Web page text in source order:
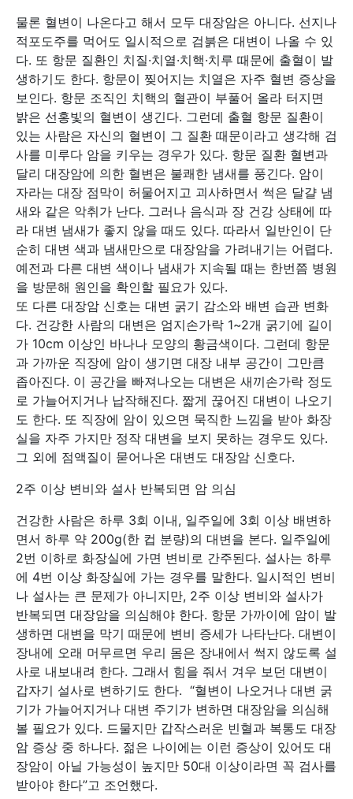
물론 혈변이 나온다고 해서 모두 대장암은 아니다. 선지나
적포도주를 먹어도 일시적으로 검붉은 대변이 나올 수 있
다. 또 항문 질환인 치질·치열·치핵·치루 때문에 출혈이 발
생하기도 한다. 항문이 찢어지는 치열은 자주 혈변 증상을
보인다. 항문 조직인 치핵의 혈관이 부풀어 올라 터지면
밝은 선홍빛의 혈변이 생긴다. 그런데 출혈 항문 질환이
있는 사람은 자신의 혈변이 그 질환 때문이라고 생각해 검
사를 미루다 암을 키우는 경우가 있다. 항문 질환 혈변과
달리 대장암에 의한 혈변은 불쾌한 냄새를 풍긴다. 암이
자라는 대장 점막이 허물어지고 괴사하면서 썩은 달걀 냄
새와 같은 악취가 난다. 그러나 음식과 장 건강 상태에 따
라 대변 냄새가 좋지 않을 때도 있다. 따라서 일반인이 단
순히 대변 색과 냄새만으로 대장암을 가려내기는 어렵다.
예전과 다른 대변 색이나 냄새가 지속될 때는 한번쯤 병원
을 방문해 원인을 확인할 필요가 있다.
또 다른 대장암 신호는 대변 굵기 감소와 배변 습관 변화
다. 건강한 사람의 대변은 엄지손가락 1~2개 굵기에 길이
가 10cm 이상인 바나나 모양의 황금색이다. 그런데 항문
과 가까운 직장에 암이 생기면 대장 내부 공간이 그만큼
좁아진다. 이 공간을 빠져나오는 대변은 새끼손가락 정도
로 가늘어지거나 납작해진다. 짧게 끊어진 대변이 나오기
도 한다. 또 직장에 암이 있으면 묵직한 느낌을 받아 화장
실을 자주 가지만 정작 대변을 보지 못하는 경우도 있다.
그 외에 점액질이 묻어나온 대변도 대장암 신호다.
2주 이상 변비와 설사 반복되면 암 의심
건강한 사람은 하루 3회 이내, 일주일에 3회 이상 배변하
면서 하루 약 200g(한 컵 분량)의 대변을 본다. 일주일에
2번 이하로 화장실에 가면 변비로 간주된다. 설사는 하루
에 4번 이상 화장실에 가는 경우를 말한다. 일시적인 변비
나 설사는 큰 문제가 아니지만, 2주 이상 변비와 설사가
반복되면 대장암을 의심해야 한다. 항문 가까이에 암이 발
생하면 대변을 막기 때문에 변비 증세가 나타난다. 대변이
장내에 오래 머무르면 우리 몸은 장내에서 썩지 않도록 설
사로 내보내려 한다. 그래서 힘을 줘서 겨우 보던 대변이
갑자기 설사로 변하기도 한다. “혈변이 나오거나 대변 굵
기가 가늘어지거나 대변 주기가 변하면 대장암을 의심해
볼 필요가 있다. 드물지만 갑작스러운 빈혈과 복통도 대장
암 증상 중 하나다. 젊은 나이에는 이런 증상이 있어도 대
장암이 아닐 가능성이 높지만 50대 이상이라면 꼭 검사를
받아야 한다”고 조언했다.